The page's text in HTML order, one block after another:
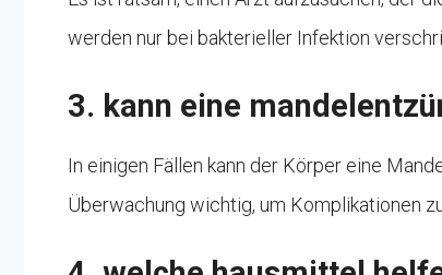
werden nur bei bakterieller Infektion
3. kann eine
In einigen Fällen kann der Körper eine
Überwachung wichtig, um Komplikationen